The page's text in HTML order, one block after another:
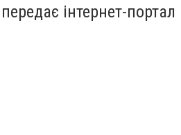
інтернет-портал